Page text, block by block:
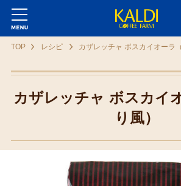
TOP レシピ カザレッチャ ボスカイオーラ
カザレッチャ ボスカイ
り風）